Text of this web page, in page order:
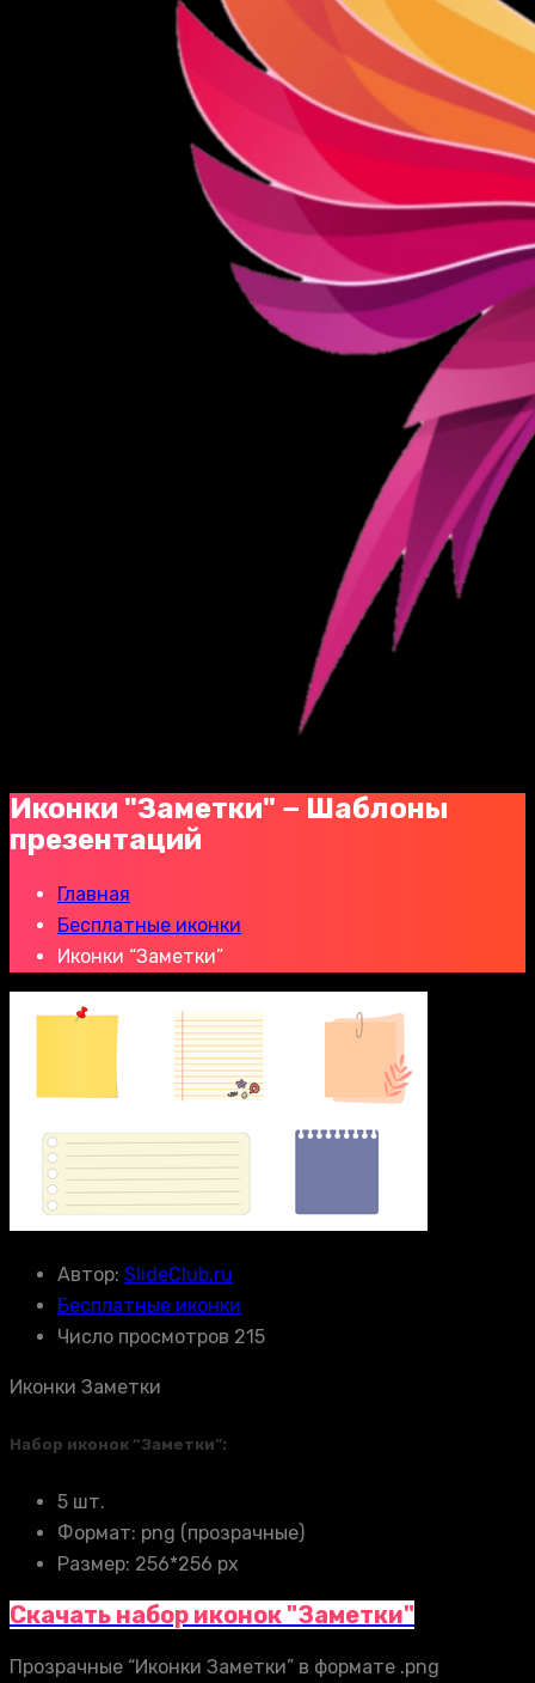
Иконки "Заметки" − Шаблоны
презентаций
Главная
Бесплатные иконки
Иконки “Заметки”
Автор: SlideClub.ru
Бесплатные иконки
Число просмотров 215
Иконки Заметки
Набор иконок “Заметки”:
5 шт.
Формат: png (прозрачные)
Размер: 256*256 px
Скачать набор иконок "Заметки"
Прозрачные “Иконки Заметки” в формате .png